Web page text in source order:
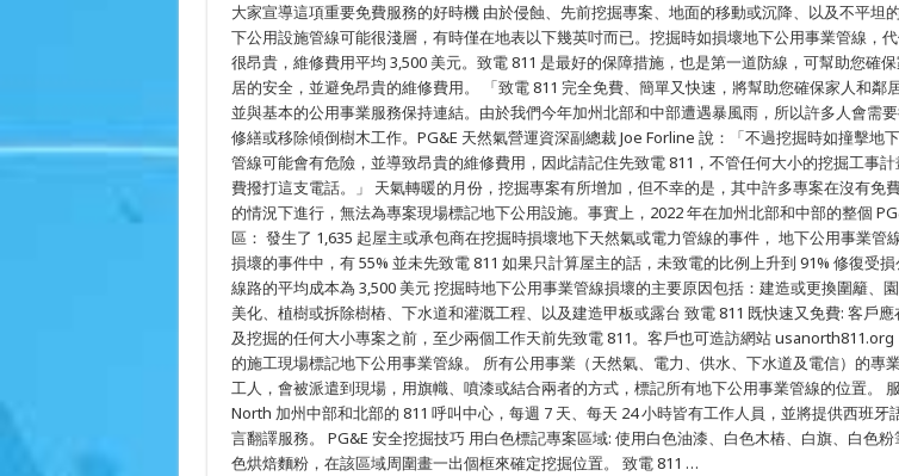
月
是
全
國
安
全
掘
月，
提
醒
大
家
管
在
進
行
各
種
大
小
的
挖
掘
計
大家宣導這項重要免費服務的好時機 由於侵蝕、先前挖掘專案、地面的移動或沉降、以及不平坦
下公用設施管線可能很淺層，有時僅在地表以下幾英吋而已。挖掘時如損壞地下公用事業管線，
很昂貴，維修費用平均 3,500 美元。致電 811 是最好的保障措施，也是第一道防線，可幫助您確
居的安全，並避免昂貴的維修費用。 「致電 811 完全免費、簡單又快速，將幫助您確保家人和鄰
並與基本的公用事業服務保持連結。由於我們今年加州北部和中部遭遇暴風雨，所以許多人會需
修繕或移除傾倒樹木工作。PG&E 天然氣營運資深副總裁 Joe Forline 說：「不過挖掘時如撞擊地
管線可能會有危險，並導致昂貴的維修費用，因此請記住先致電 811，不管任何大小的挖掘工事
費撥打這支電話。」 天氣轉暖的月份，挖掘專案有所增加，但不幸的是，其中許多專案在沒有免
的情況下進行，無法為專案現場標記地下公用設施。事實上，2022 年在加州北部和中部的整個
區： 發生了 1,635 起屋主或承包商在挖掘時損壞地下天然氣或電力管線的事件， 地下公用事業管
損壞的事件中，有 55% 並未先致電 811 如果只計算屋主的話，未致電的比例上升到 91% 修復受
線路的平均成本為 3,500 美元 挖掘時地下公用事業管線損壞的主要原因包括：建造或更換圍籬、
美化、植樹或拆除樹樁、下水道和灌溉工程、以及建造甲板或露台 致電 811 既快速又免費: 客戶應
及挖掘的任何大小專案之前，至少兩個工作天前先致電 811。客戶也可造訪網站 usanorth811.org
的施工現場標記地下公用事業管線。 所有公用事業（天然氣、電力、供水、下水道及電信）的專
工人，會被派遣到現場，用旗幟、噴漆或結合兩者的方式，標記所有地下公用事業管線的位置。
North 加州中部和北部的 811 呼叫中心，每週 7 天、每天 24 小時皆有工作人員，並將提供西班牙
言翻譯服務。 PG&E 安全挖掘技巧 用白色標記專案區域: 使用白色油漆、白色木樁、白旗、白色粉
色烘焙麵粉，在該區域周圍畫一出個框來確定挖掘位置。 致電 811 …